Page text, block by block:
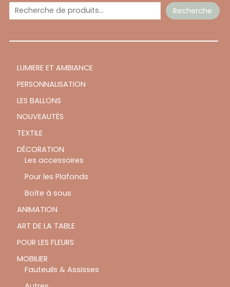
Recherche
LUMIERE ET AMBIANCE
PERSONNALISATION
LES BALLONS
NOUVEAUTÉS
TEXTILE
DÉCORATION
Les accessoires
Pour les Plafonds
Boîte à sous
ANIMATION
ART DE LA TABLE
POUR LES FLEURS
MOBILIER
Fauteuils & Assisses